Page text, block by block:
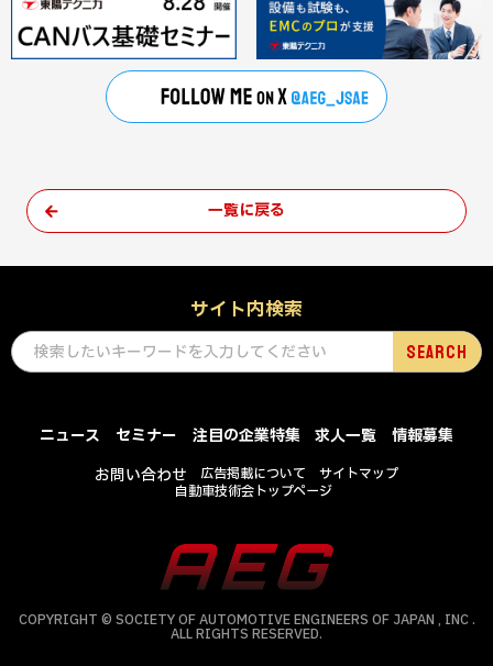
一覧に戻る
サイト内検索
ニュース セミナー 注目の企業特集 求人一覧
情報募集
お問い合わせ
広告掲載について
サイトマップ
自動車技術会トップページ
COPYRIGHT © SOCIETY OF AUTOMOTIVE ENGINEERS OF JAPAN , INC .
ALL RIGHTS RESERVED.